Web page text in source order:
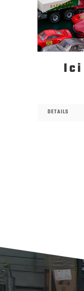
DETAILS